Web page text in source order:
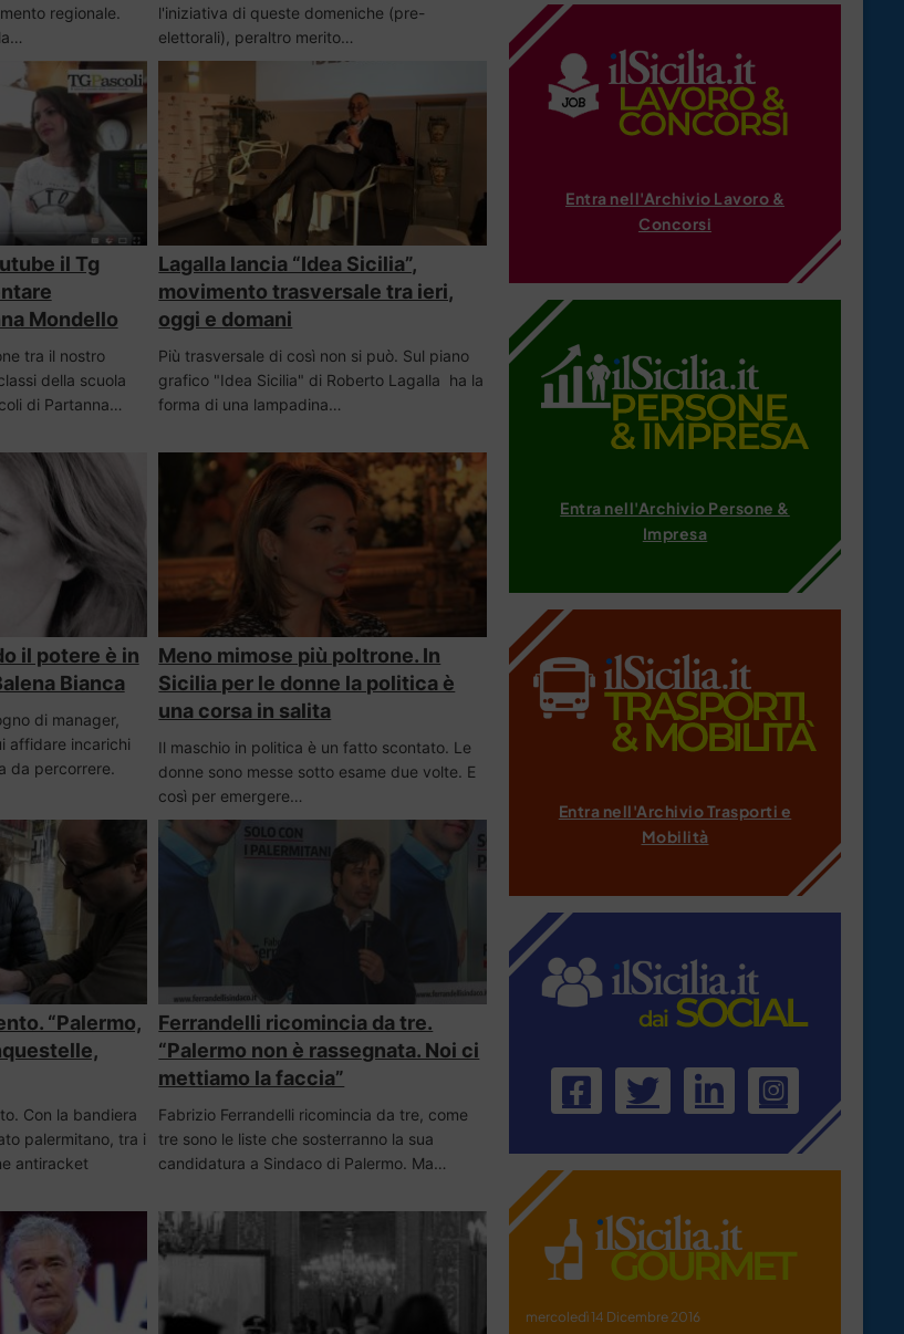
regionale.
l'iniziativa di queste domeniche (pre-
elettorali), peraltro merito…
il Tg
Mondello
tra il nostro
della scuola
di Partanna…
Lagalla lancia “Idea Sicilia”,
movimento trasversale tra ieri,
oggi e domani
Più trasversale di così non si può. Sul piano
grafico "Idea Sicilia" di Roberto Lagalla ha la
forma di una lampadina…
il potere è in
Bianca
di manager,
affidare incarichi
da percorrere.
Meno mimose più poltrone. In
Sicilia per le donne la politica è
una corsa in salita
Il maschio in politica è un fatto scontato. Le
donne sono messe sotto esame due volte. E
così per emergere…
“Palermo,
Con la bandiera
palermitano, tra i
antiracket
Ferrandelli ricomincia da tre.
“Palermo non è rassegnata. Noi ci
mettiamo la faccia”
Fabrizio Ferrandelli ricomincia da tre, come
tre sono le liste che sosterranno la sua
candidatura a Sindaco di Palermo. Ma…
Entra nell'Archivio Lavoro &
Concorsi
Entra nell'Archivio Persone &
Impresa
Entra nell'Archivio Trasporti e
Mobilità
mercoledì 14 Dicembre 2016